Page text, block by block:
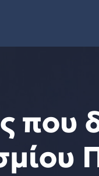
που